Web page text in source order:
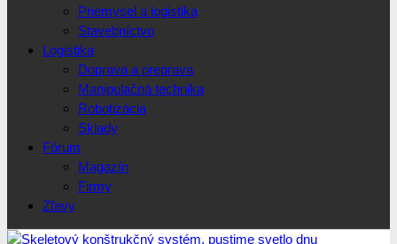
Priemysel a logistika
Stavebníctvo
Logistika
Doprava a preprava
Manipulačná technika
Robotizácia
Sklady
Fórum
Magazín
Firmy
Zľavy